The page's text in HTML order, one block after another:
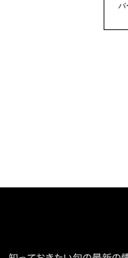
バ